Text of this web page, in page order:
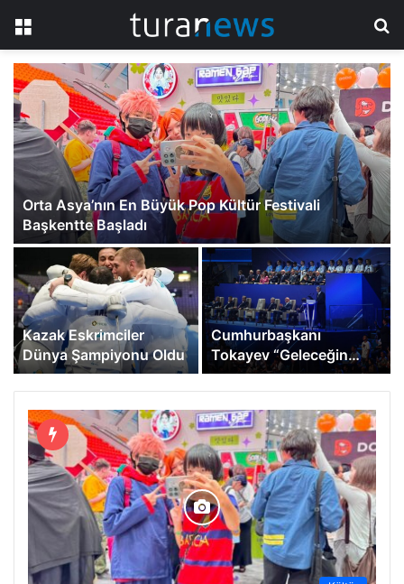
Orta Asya’nın En Büyük Pop Kültür Festivali
Başkentte Başladı
Kazak Eskrimciler
Dünya Şampiyonu Oldu
Cumhurbaşkanı
Tokayev “Geleceğin
Oyunları – 2026”
Uluslararası
Turnuvasının Açılış
Törenine Katıldı